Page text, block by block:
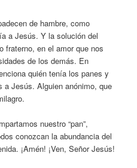
de hambre, como
a Jesús. Y la solución del
fraterno, en el amor que nos
de los demás. En
quién tenía los panes y
a Jesús. Alguien anónimo, que
nuestro “pan”,
conozcan la abundancia del
¡Amén! ¡Ven, Señor Jesús!